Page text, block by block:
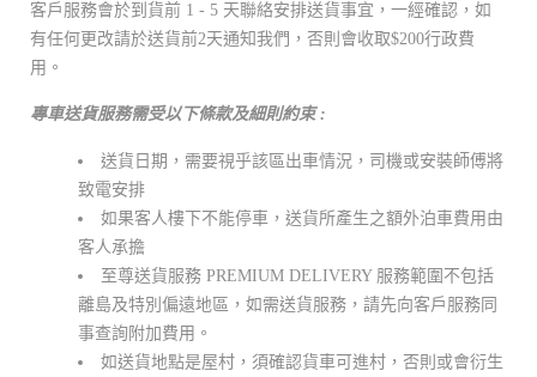
客戶服務會於到貨前 1 - 5 天聯絡安排送貨事宜，一經確認，如
有任何更改請於送貨前2天通知我們，否則會收取$200行政費
用。
專車送貨服務需受以下條款及細則約束 :
送貨日期，需要視乎該區出車情況，司機或安裝師傅將
致電安排
如果客人樓下不能停車，送貨所產生之額外泊車費用由
客人承擔
至尊送貨服務 PREMIUM DELIVERY 服務範圍不包括
離島及特別偏遠地區，如需送貨服務，請先向客戶服務同
事查詢附加費用。
如送貨地點是屋村，須確認貨車可進村，否則或會衍生